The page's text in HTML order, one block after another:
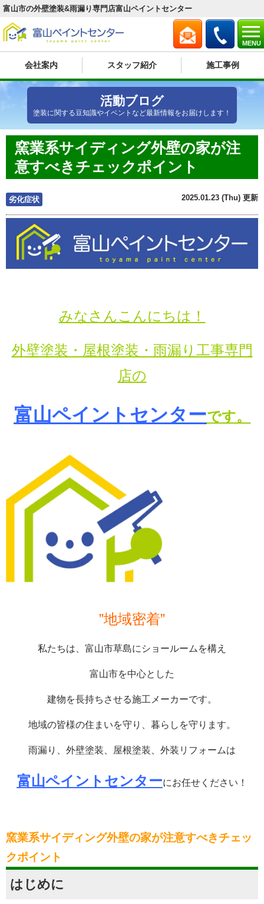
MENU
富山市の外壁塗装&雨漏り専門店富山ペイントセンター
会社案内 スタッフ紹介 施工事例
活動ブログ
塗装に関する豆知識やイベントなど最新情報をお届けします！
窯業系サイディング外壁の家が注
意すべきチェックポイント
劣化症状 2025.01.23 (Thu) 更新
みなさんこんにちは！
外壁塗装・屋根塗装・雨漏り工事専門
店の
富山ペイントセンターです。
”地域密着”
私たちは、富山市草島にショールームを構え
富山市を中心とした
建物を長持ちさせる施工メーカーです。
地域の皆様の住まいを守り、暮らしを守ります。
雨漏り、外壁塗装、屋根塗装、外装リフォームは
富山ペイントセンターにお任せください！
窯業系サイディング外壁の家が注意すべきチェッ
クポイント
はじめに